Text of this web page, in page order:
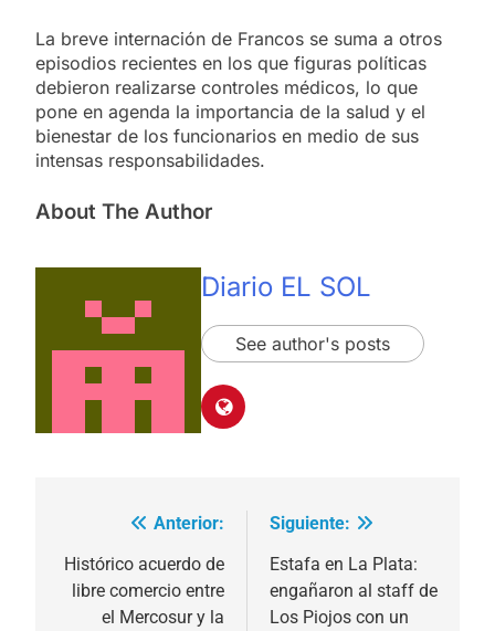
La breve internación de Francos se suma a otros
episodios recientes en los que figuras políticas
debieron realizarse controles médicos, lo que
pone en agenda la importancia de la salud y el
bienestar de los funcionarios en medio de sus
intensas responsabilidades.
About The Author
Diario EL SOL
See author's posts
Navegación
de
entradas
Anterior:
Histórico acuerdo de
libre comercio entre
el Mercosur y la
Siguiente:
Estafa en La Plata:
engañaron al staff de
Los Piojos con un